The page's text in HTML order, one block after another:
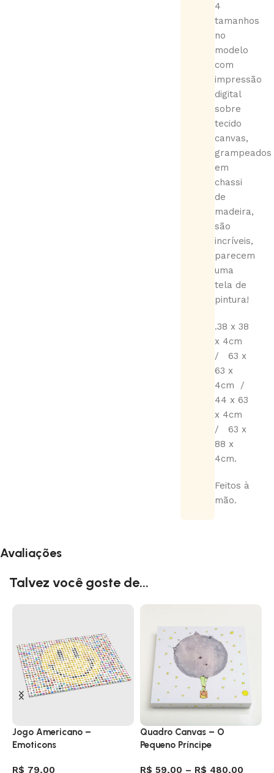
4
tamanhos
no
modelo
com
impressão
digital
sobre
tecido
canvas,
grampeados
em
chassi
de
madeira,
são
incríveis,
parecem
uma
tela de
pintura!
.38 x 38
x 4cm
/ 63 x
63 x
4cm /
44 x 63
x 4cm
/ 63 x
88 x
4cm.
Feitos à
mão.
Avaliações
Talvez você goste de...
Jogo Americano –
Emoticons
R$ 79,00
Quadro Canvas – O
Pequeno Príncipe
R$ 59,00 – R$ 480,00